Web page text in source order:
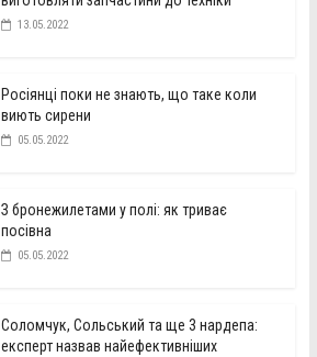
13.05.2022
Росіянці поки не знають, що таке коли
виють сирени
05.05.2022
З бронежилетами у полі: як триває
посівна
05.05.2022
Соломчук, Сольський та ще 3 нардепа:
експерт назвав найефективніших